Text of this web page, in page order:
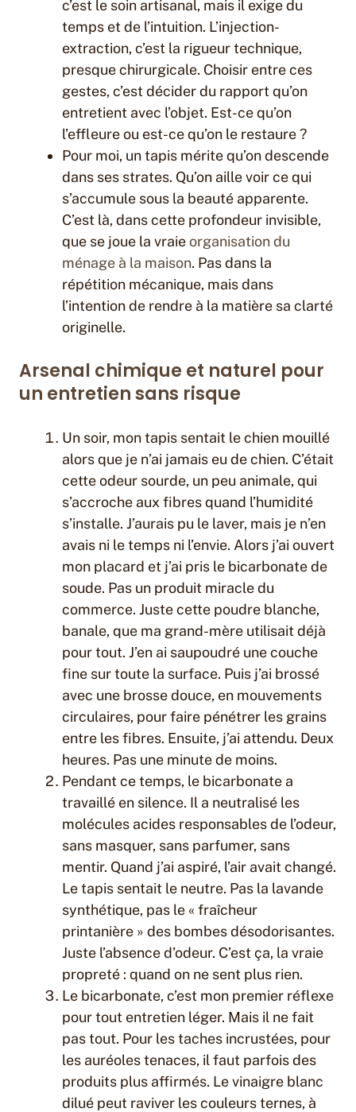
c’est le soin artisanal, mais il exige du
temps et de l’intuition. L’injection-
extraction, c’est la rigueur technique,
presque chirurgicale. Choisir entre ces
gestes, c’est décider du rapport qu’on
entretient avec l’objet. Est-ce qu’on
l’effleure ou est-ce qu’on le restaure ?
Pour moi, un tapis mérite qu’on descende
dans ses strates. Qu’on aille voir ce qui
s’accumule sous la beauté apparente.
C’est là, dans cette profondeur invisible,
que se joue la vraieorganisation du
ménage à la maison. Pas dans la
répétition mécanique, mais dans
l’intention de rendre à la matière sa clarté
originelle.
Arsenal chimique et naturel pour
un entretien sans risque
Un soir, mon tapis sentait le chien mouillé
alors que je n’ai jamais eu de chien. C’était
cette odeur sourde, un peu animale, qui
s’accroche aux fibres quand l’humidité
s’installe. J’aurais pu le laver, mais je n’en
avais ni le temps ni l’envie. Alors j’ai ouvert
mon placard et j’ai pris le bicarbonate de
soude. Pas un produit miracle du
commerce. Juste cette poudre blanche,
banale, que ma grand-mère utilisait déjà
pour tout. J’en ai saupoudré une couche
fine sur toute la surface. Puis j’ai brossé
avec une brosse douce, en mouvements
circulaires, pour faire pénétrer les grains
entre les fibres. Ensuite, j’ai attendu. Deux
heures. Pas une minute de moins.
Pendant ce temps, le bicarbonate a
travaillé en silence. Il a neutralisé les
molécules acides responsables de l’odeur,
sans masquer, sans parfumer, sans
mentir. Quand j’ai aspiré, l’air avait changé.
Le tapis sentait le neutre. Pas la lavande
synthétique, pas le « fraîcheur
printanière » des bombes désodorisantes.
Juste l’absence d’odeur. C’est ça, la vraie
propreté : quand on ne sent plus rien.
Le bicarbonate, c’est mon premier réflexe
pour tout entretien léger. Mais il ne fait
pas tout. Pour les taches incrustées, pour
les auréoles tenaces, il faut parfois des
produits plus affirmés. Le vinaigre blanc
dilué peut raviver les couleurs ternes, à